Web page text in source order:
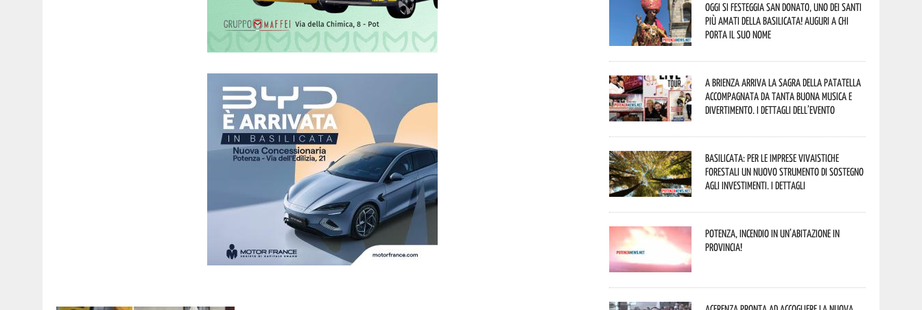
Oggi si festeggia San Donato, uno dei Santi
più amati della Basilicata! Auguri a chi
porta il suo nome
A Brienza arriva la Sagra della Patatella
accompagnata da tanta buona musica e
divertimento. I dettagli dell’evento
Basilicata: per le imprese vivaistiche
forestali un nuovo strumento di sostegno
agli investimenti. I dettagli
Potenza, incendio in un’abitazione in
provincia!